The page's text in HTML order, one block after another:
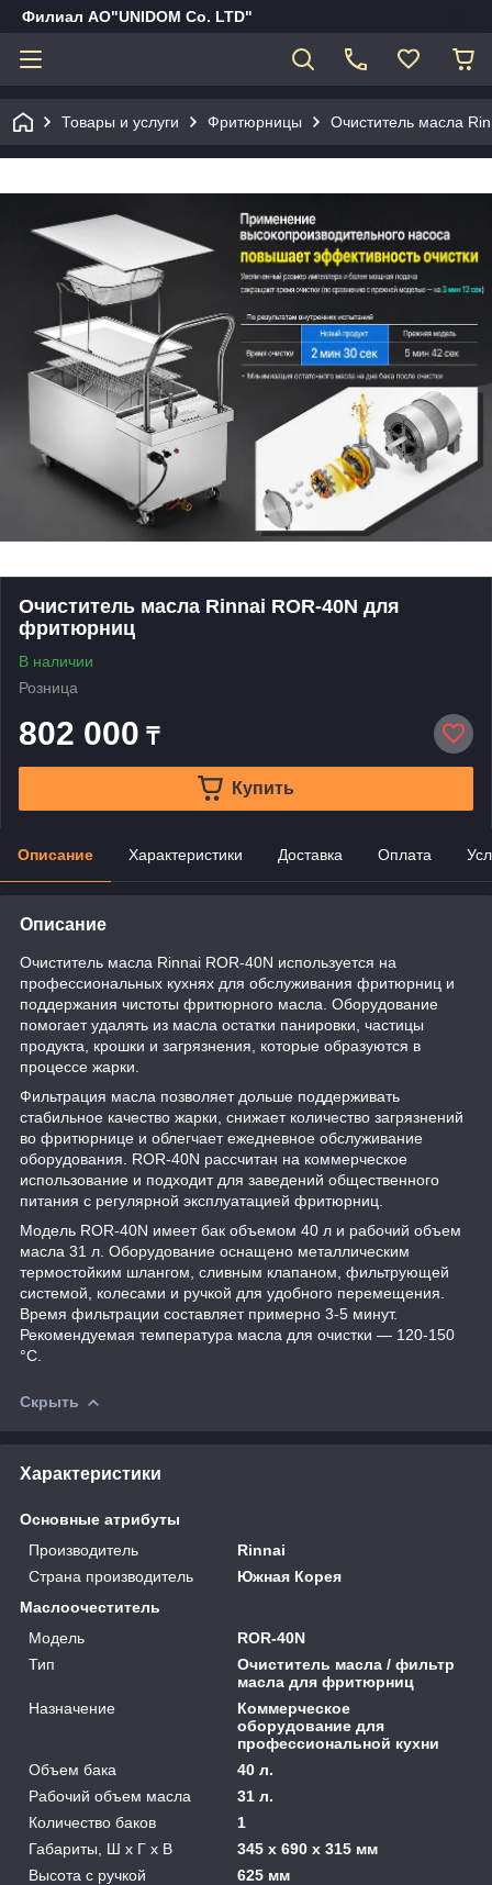
Филиал АО"UNIDOM Co. LTD"
Товары и услуги Фритюрницы Очиститель масла
Очиститель масла Rinnai ROR-40N для
фритюрниц
В наличии
Розница
802 000 ₸
Купить
Описание Характеристики Доставка Оплата
Описание
Очиститель масла Rinnai ROR-40N используется на
профессиональных кухнях для обслуживания фритюрниц и
поддержания чистоты фритюрного масла. Оборудование
помогает удалять из масла остатки панировки, частицы
продукта, крошки и загрязнения, которые образуются в
процессе жарки.
Фильтрация масла позволяет дольше поддерживать
стабильное качество жарки, снижает количество загрязнений
во фритюрнице и облегчает ежедневное обслуживание
оборудования. ROR-40N рассчитан на коммерческое
использование и подходит для заведений общественного
питания с регулярной эксплуатацией фритюрниц.
Модель ROR-40N имеет бак объемом 40 л и рабочий объем
масла 31 л. Оборудование оснащено металлическим
термостойким шлангом, сливным клапаном, фильтрующей
системой, колесами и ручкой для удобного перемещения.
Время фильтрации составляет примерно 3-5 минут.
Рекомендуемая температура масла для очистки — 120-150
°C.
Скрыть
Характеристики
Основные атрибуты
Производитель
Rinnai
Страна производитель
Южная Корея
Маслоочеститель
Модель
ROR-40N
Тип
Очиститель масла / фильтр
масла для фритюрниц
Назначение
Коммерческое
оборудование для
профессиональной кухни
Объем бака
40 л.
Рабочий объем масла
31 л.
Количество баков
1
Габариты, Ш x Г x В
345 х 690 х 315 мм
Высота с ручкой
625 мм